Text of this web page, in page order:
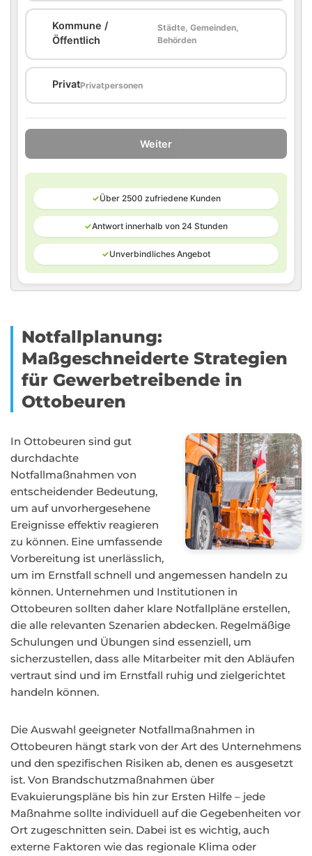
Kommune /
Öffentlich
Städte, Gemeinden,
Behörden
PrivatPrivatpersonen
Weiter
✓Über 2500 zufriedene Kunden
✓Antwort innerhalb von 24 Stunden
✓Unverbindliches Angebot
Notfallplanung:
Maßgeschneiderte Strategien
für Gewerbetreibende in
Ottobeuren
In Ottobeuren sind gut
durchdachte
Notfallmaßnahmen von
entscheidender Bedeutung,
um auf unvorhergesehene
Ereignisse effektiv reagieren
zu können. Eine umfassende
Vorbereitung ist unerlässlich,
um im Ernstfall schnell und angemessen handeln zu
können. Unternehmen und Institutionen in
Ottobeuren sollten daher klare Notfallpläne erstellen,
die alle relevanten Szenarien abdecken. Regelmäßige
Schulungen und Übungen sind essenziell, um
sicherzustellen, dass alle Mitarbeiter mit den Abläufen
vertraut sind und im Ernstfall ruhig und zielgerichtet
handeln können.
Die Auswahl geeigneter Notfallmaßnahmen in
Ottobeuren hängt stark von der Art des Unternehmens
und den spezifischen Risiken ab, denen es ausgesetzt
ist. Von Brandschutzmaßnahmen über
Evakuierungspläne bis hin zur Ersten Hilfe – jede
Maßnahme sollte individuell auf die Gegebenheiten vor
Ort zugeschnitten sein. Dabei ist es wichtig, auch
externe Faktoren wie das regionale Klima oder